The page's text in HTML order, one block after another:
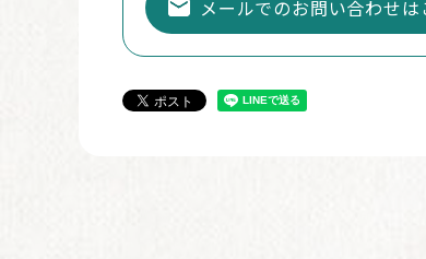
メールでのお問い合わせは